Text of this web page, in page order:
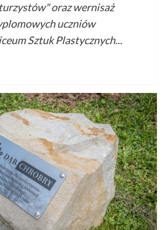
oraz wernisaż
uczniów
Sztuk Plastycznych...